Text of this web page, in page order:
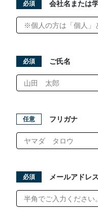
必須 会社名または
必須 ご氏名
任意 フリガナ
必須 メールアドレス